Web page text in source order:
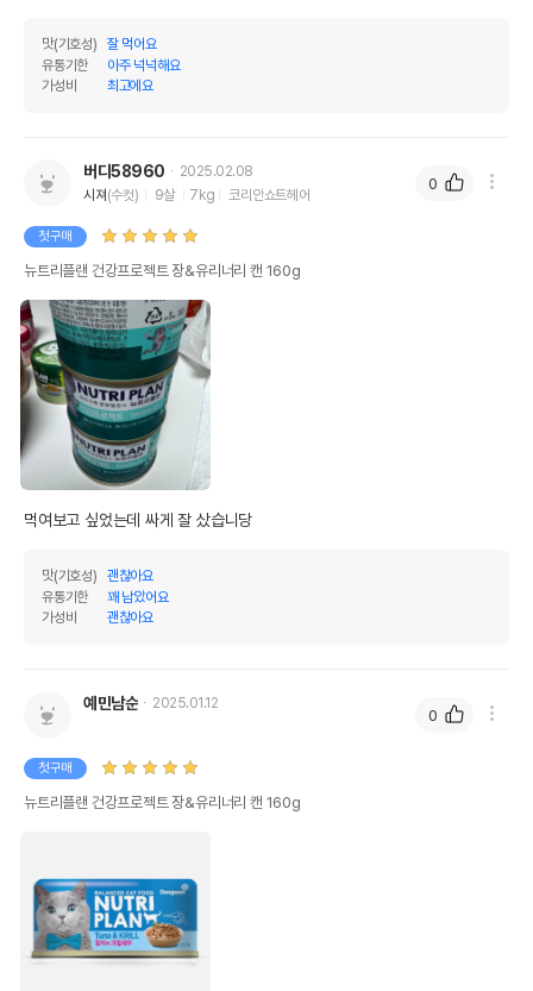
맛(기호성)
잘 먹어요
유통기한
아주 넉넉해요
가성비
최고에요
버디58960
2025.02.08
시져 (수컷) 9살 7kg 코리안쇼트헤어
첫구매
뉴트리플랜 건강프로젝트 장&유리너리 캔 160g
먹여보고 싶었는데 싸게 잘 샀습니당
맛(기호성)
괜찮아요
유통기한
꽤 남았어요
가성비
괜찮아요
0
예민남순 2025.01.12
첫구매
뉴트리플랜 건강프로젝트 장&유리너리 캔 160g
0